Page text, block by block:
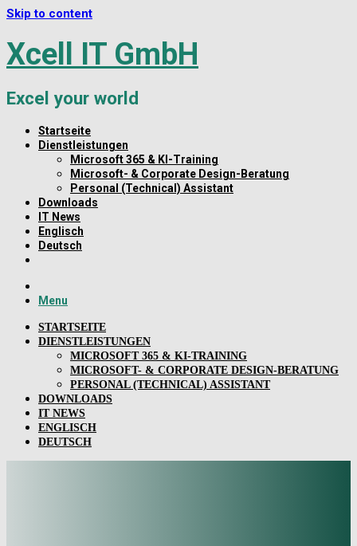
Skip to content
Xcell IT GmbH
Excel your world
Startseite
Dienstleistungen
Microsoft 365 & KI-Training
Microsoft- & Corporate Design-Beratung
Personal (Technical) Assistant
Downloads
IT News
Englisch
Deutsch
Menu
STARTSEITE
DIENSTLEISTUNGEN
MICROSOFT 365 & KI-TRAINING
MICROSOFT- & CORPORATE DESIGN-BERATUNG
PERSONAL (TECHNICAL) ASSISTANT
DOWNLOADS
IT NEWS
ENGLISCH
DEUTSCH